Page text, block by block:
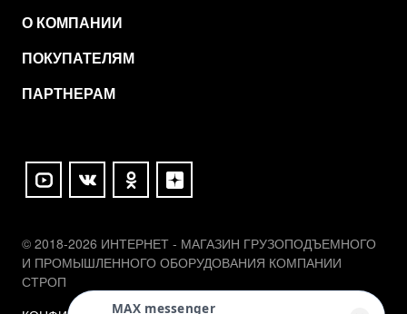
О КОМПАНИИ
ПОКУПАТЕЛЯМ
ПАРТНЕРАМ
© 2018-2026 ИНТЕРНЕТ - МАГАЗИН ГРУЗОПОДЪЕМНОГО
И ПРОМЫШЛЕННОГО ОБОРУДОВАНИЯ КОМПАНИИ
СТРОП
MAX messenger